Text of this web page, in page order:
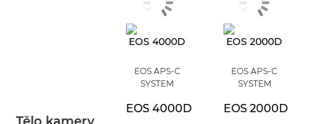
Tělo kamery
EOS APS-C
SYSTEM
EOS 4000D
EOS APS-C
SYSTEM
EOS 2000D